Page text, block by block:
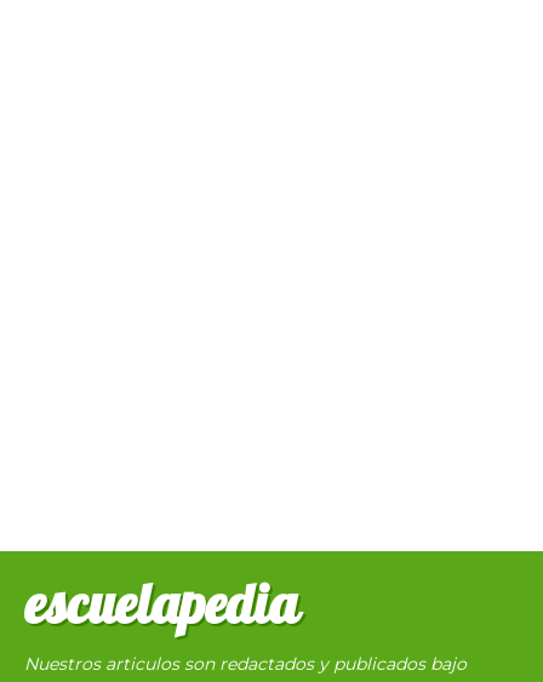
escuelapedia
Nuestros articulos son redactados y publicados bajo